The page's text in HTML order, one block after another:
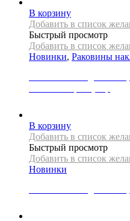
В корзину
Добавить в список
Быстрый просмотр
Добавить в список
Новинки, Раковины
В корзину
Добавить в список
Быстрый просмотр
Добавить в список
Новинки